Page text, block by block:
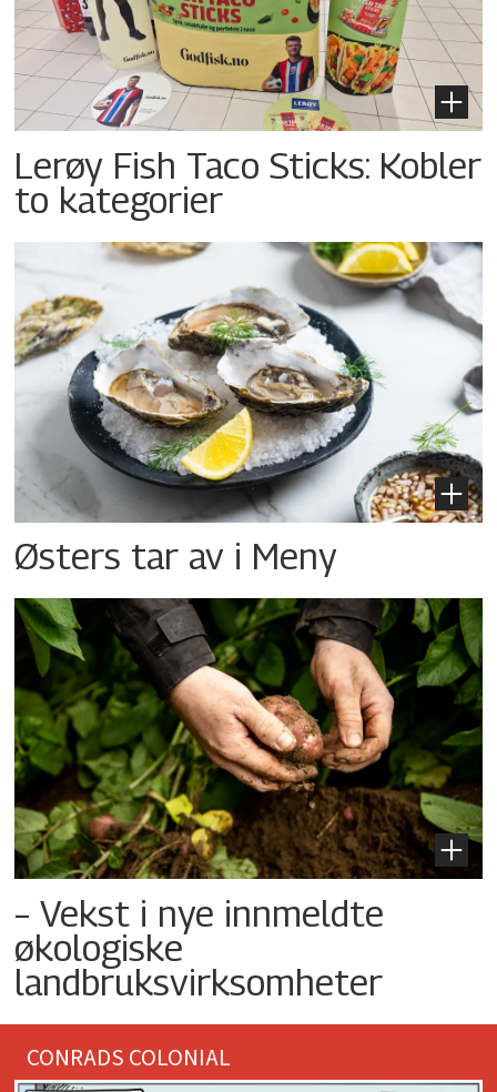
Lerøy Fish Taco Sticks: Kobler
to kategorier
Østers tar av i Meny
– Vekst i nye innmeldte
økologiske
landbruksvirksomheter
CONRADS COLONIAL